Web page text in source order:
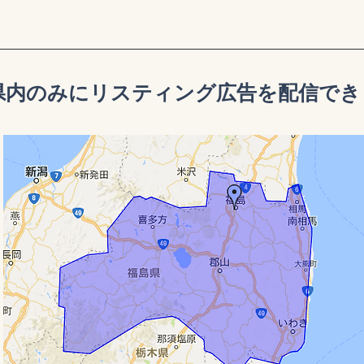
内のみにリスティング広告を配信で